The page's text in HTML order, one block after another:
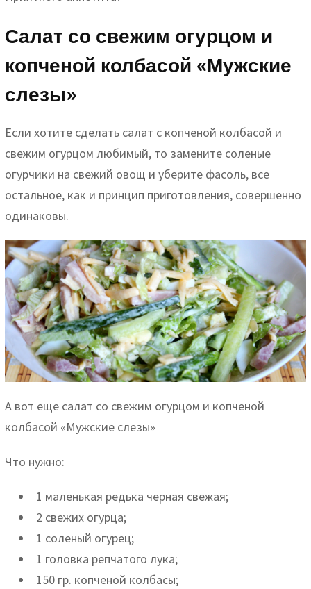
Салат со свежим огурцом и
копченой колбасой «Мужские
слезы»
Если хотите сделать салат с копченой колбасой и
свежим огурцом любимый, то замените соленые
огурчики на свежий овощ и уберите фасоль, все
остальное, как и принцип приготовления, совершенно
одинаковы.
А вот еще салат со свежим огурцом и копченой
колбасой «Мужские слезы»
Что нужно:
1 маленькая редька черная свежая;
2 свежих огурца;
1 соленый огурец;
1 головка репчатого лука;
150 гр. копченой колбасы;